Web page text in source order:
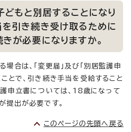
もと別居することになり
を引き続き受け取るために
が必要になりますか。
合は、「変更届」及び「別居監護申
とで、引き続き手当を受給すること
護申立書については、18歳になって
提出が必要です。
このページの先頭へ戻る